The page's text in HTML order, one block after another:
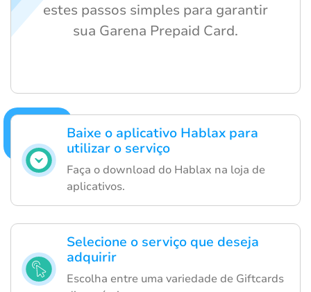
Baixe o aplicativo Hablax para
utilizar o serviço
Faça o download do Hablax na loja de
aplicativos.
Selecione o serviço que deseja
adquirir
Escolha entre uma variedade de Giftcards
estes passos simples para garantir
sua Garena Prepaid Card.